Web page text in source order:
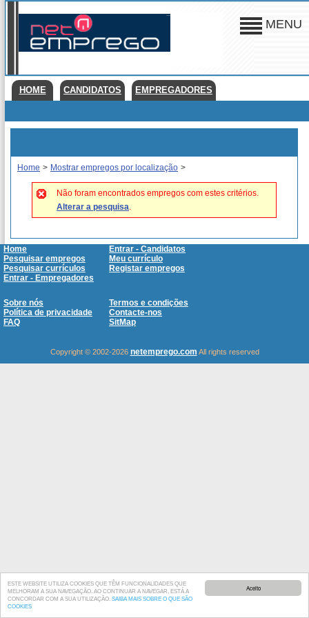
Aceito
ESTE WEBSITE UTILIZA COOKIES QUE TÊM FUNCIONALIDADES QUE
MELHORAM A SUA NAVEGAÇÃO. AO CONTINUAR A NAVEGAR, ESTÁ A
CONCORDAR COM A SUA UTILIZAÇÃO. SAIBA MAIS SOBRE O QUE SÃO
COOKIES
MENU
HOME CANDIDATOS EMPREGADORES
Home > Mostrar empregos por localização >
Não foram encontrados empregos com estes critérios.
Alterar a pesquisa.
Home
Entrar - Candidatos
Pesquisar empregos
Meu currículo
Pesquisar currículos
Registar empregos
Entrar - Empregadores
Sobre nós
Termos e condições
Política de privacidade
Contacte-nos
FAQ
SitMap
Copyright © 2002-2026 netemprego.com All rights reserved